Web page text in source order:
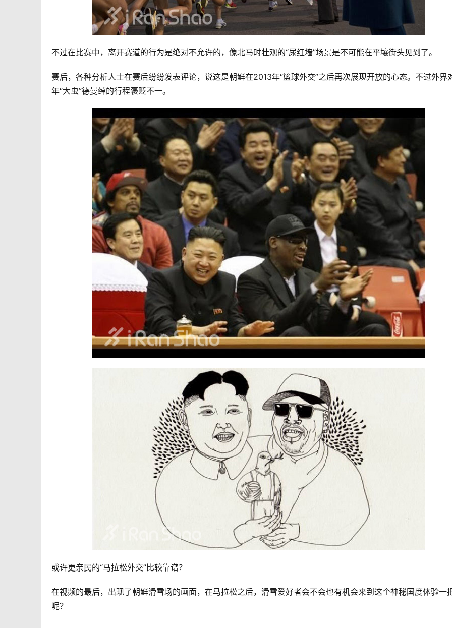
不过在比赛中，离开赛道的行为是绝对不允许的，像北马时壮观的“尿红墙”场景是不可能在平壤街头见到了。
赛后，各种分析人士在赛后纷纷发表评论，说这是朝鲜在2013年“篮球外交”之后再次展现开放的心态。不过外界
年“大虫”德曼绰的行程褒贬不一。
或许更亲民的“马拉松外交”比较靠谱？
在视频的最后，出现了朝鲜滑雪场的画面，在马拉松之后，滑雪爱好者会不会也有机会来到这个神秘国度体验一
呢？